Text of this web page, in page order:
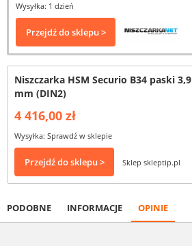
Wysyłka: 1 dzień
Przejdź do sklepu >
Niszczarka HSM Securio B34 paski 3,9
mm (DIN2)
4 416,00 zł
Wysyłka: Sprawdź w sklepie
Przejdź do sklepu > Sklep skleptip.pl
PODOBNE INFORMACJE OPINIE